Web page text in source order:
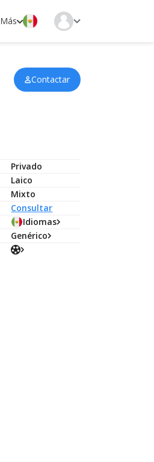
Más
Contactar
Privado
Laico
Mixto
Consultar
Idiomas
Genérico